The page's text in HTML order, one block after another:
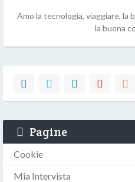
Amo la tecnologia, viaggiare, la
la buona
Pagine
Cookie
Mia Intervista